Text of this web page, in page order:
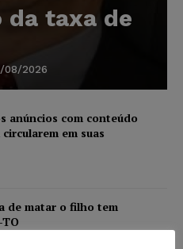
da taxa de
08/2026
anúncios com conteúdo
em suas
de matar o filho tem